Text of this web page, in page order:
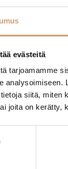
evästeitä
tarjoamamme
analysoimiseen.
siitä, miten
joita on kerätty,
35x26x7,8cm